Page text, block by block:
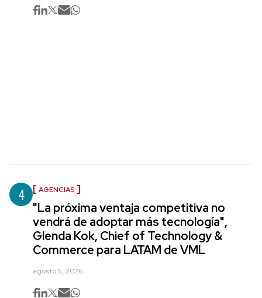
4 AGENCIAS
"La próxima ventaja competitiva no
vendrá de adoptar más tecnología",
Glenda Kok, Chief of Technology &
Commerce para LATAM de VML
agosto 5, 2026